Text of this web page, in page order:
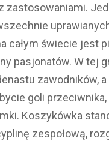
zastosowaniami.
całym świecie jest
pasjonatów. W tej
zawodników, a
goli
Koszykówka
zespołową,